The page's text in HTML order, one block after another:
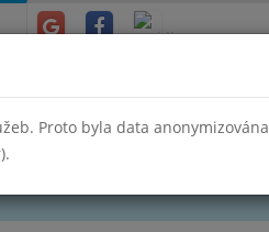
Proto byla data anonymizována